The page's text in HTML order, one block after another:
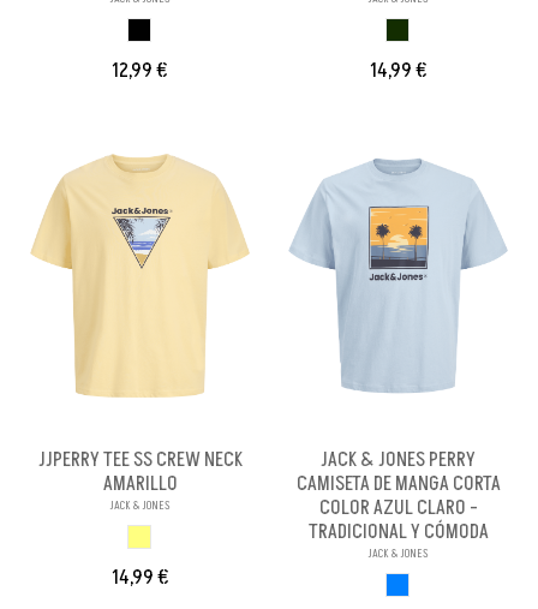
12,99 € 14,99 €
JJPERRY TEE SS CREW NECK
AMARILLO
JACK & JONES
14,99 €
JACK & JONES PERRY
CAMISETA DE MANGA CORTA
COLOR AZUL CLARO -
TRADICIONAL Y CÓMODA
JACK & JONES